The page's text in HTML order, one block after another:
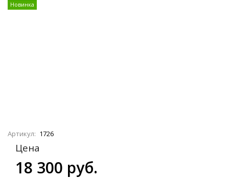
Новинка
Артикул: 1726
Цена
18 300 руб.